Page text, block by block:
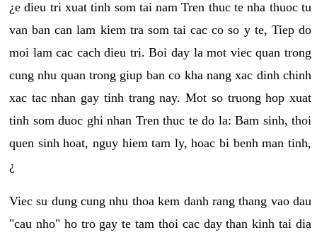
¿e dieu tri xuat tinh som tai nam Tren thuc te nha thuoc tu
van ban can lam kiem tra som tai cac co so y te, Tiep do
moi lam cac cach dieu tri. Boi day la mot viec quan trong
cung nhu quan trong giup ban co kha nang xac dinh chinh
xac tac nhan gay tinh trang nay. Mot so truong hop xuat
tinh som duoc ghi nhan Tren thuc te do la: Bam sinh, thoi
quen sinh hoat, nguy hiem tam ly, hoac bi benh man tinh,
¿
Viec su dung cung nhu thoa kem danh rang thang vao dau
"cau nho" ho tro gay te tam thoi cac day than kinh tai dia